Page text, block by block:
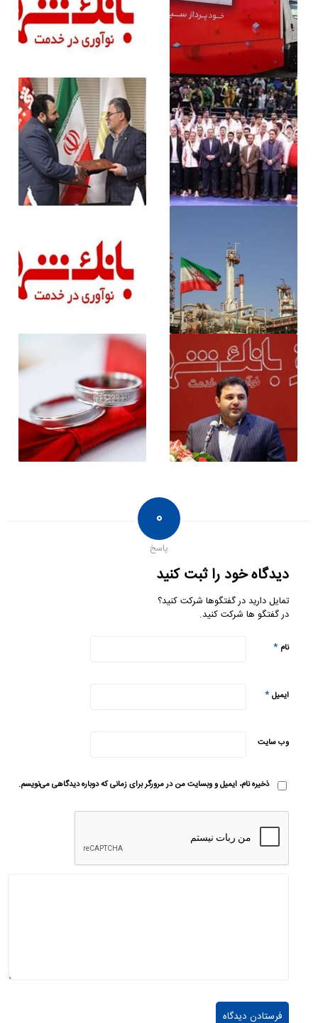
۰
پاسخ
دیدگاه خود را ثبت کنید
تمایل دارید در گفتگوها شرکت کنید؟
در گفتگو ها شرکت کنید.
نام*
ایمیل*
وب‌ سایت
ذخیره نام، ایمیل و وبسایت من در مرورگر برای زمانی که دوباره دیدگاهی می‌نویسم.